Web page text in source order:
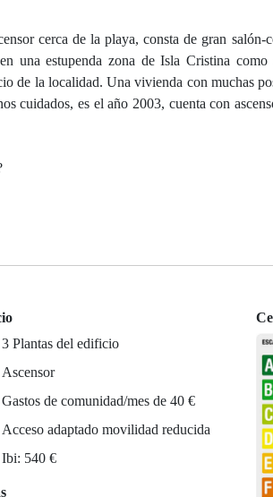
cerca de la playa, consta de gran
una estupenda zona de Isla Cristina
de la localidad. Una vivienda con muchas
cuidados, es el año 2003, cuenta con
3 Plantas del edificio
Ascensor
Gastos de comunidad/mes de 40 €
Acceso adaptado movilidad reducida
Ibi: 540 €